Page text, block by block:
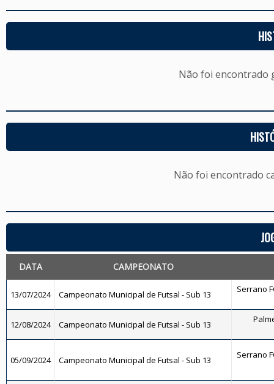
Não foi encontrado
Não foi encontrado
DATA CAMPEONATO
13/07/2024 Campeonato Municipal de Futsal - Sub 13 Serrano
12/08/2024 Campeonato Municipal de Futsal - Sub 13
05/09/2024 Campeonato Municipal de Futsal - Sub 13 Serrano